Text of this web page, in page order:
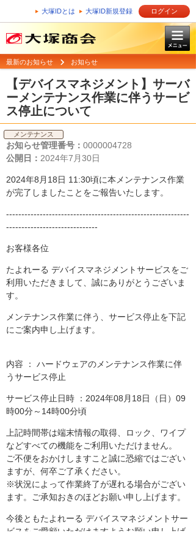
大塚IDとは 大塚ID新規登録 ログイン
最新のお知らせ お知らせ
【デバイスマネジメント】サーバ
ーメンテナンス作業に伴うサービ
ス停止について
メンテナンス
お知らせ管理番号： 0000004728
公開日： 2024年7月30日
2024年8月18日 11:30頃に本メンテナンス作業
が完了しましたことをご報告いたします。
------------------------------------------------------------
------------------------------
お客様各位
たよれーる デバイスマネジメントサービスをご
利用いただきまして、誠にありがとうございま
す。
メンテナンス作業に伴う、サービス停止を下記
にご案内申し上げます。
内容 ： ハードウェアのメンテナンス作業に伴
うサービス停止
サービス停止日時 ：2024年08月18日（日）09
時00分～14時00分頃
上記時間帯は端末情報の取得、ロック、ワイプ
などすべての機能をご利用いただけません。
ご不便をおかけしますこと誠に恐縮ではござい
ますが、何卒ご了承ください。
※状況によって作業終了が遅れる場合がござい
ます。ご承知おきのほどお願い申し上げます。
今後ともたよれーる デバイスマネジメントサー
ビスをご愛顧いただけますようお願い申し上げ